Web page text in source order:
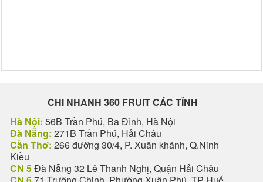
CHI NHANH 360 FRUIT CÁC TỈNH
Hà Nội: 56B Trần Phú, Ba Đình, Hà Nội
Đà Nẵng: 271B Trần Phú, Hải Châu
Cần Thơ: 266 đường 30/4, P. Xuân khánh, Q.Ninh
Kiều
CN 5Đà Nẵng 32 Lê Thanh Nghị, Quận Hải Châu